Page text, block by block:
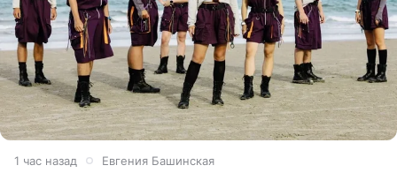
1 час назад Евгения Башинская